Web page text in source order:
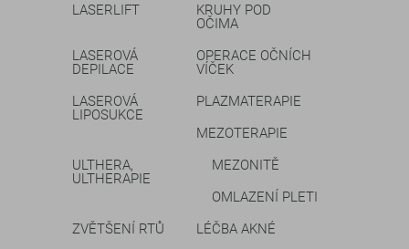
LASERLIFT
KRUHY POD
OČIMA
LASEROVÁ
DEPILACE
OPERACE OČNÍCH
VÍČEK
LASEROVÁ
LIPOSUKCE
PLAZMATERAPIE
MEZOTERAPIE
ULTHERA,
ULTHERAPIE
MEZONITĚ
OMLAZENÍ PLETI
ZVĚTŠENÍ RTŮ
LÉČBA AKNÉ